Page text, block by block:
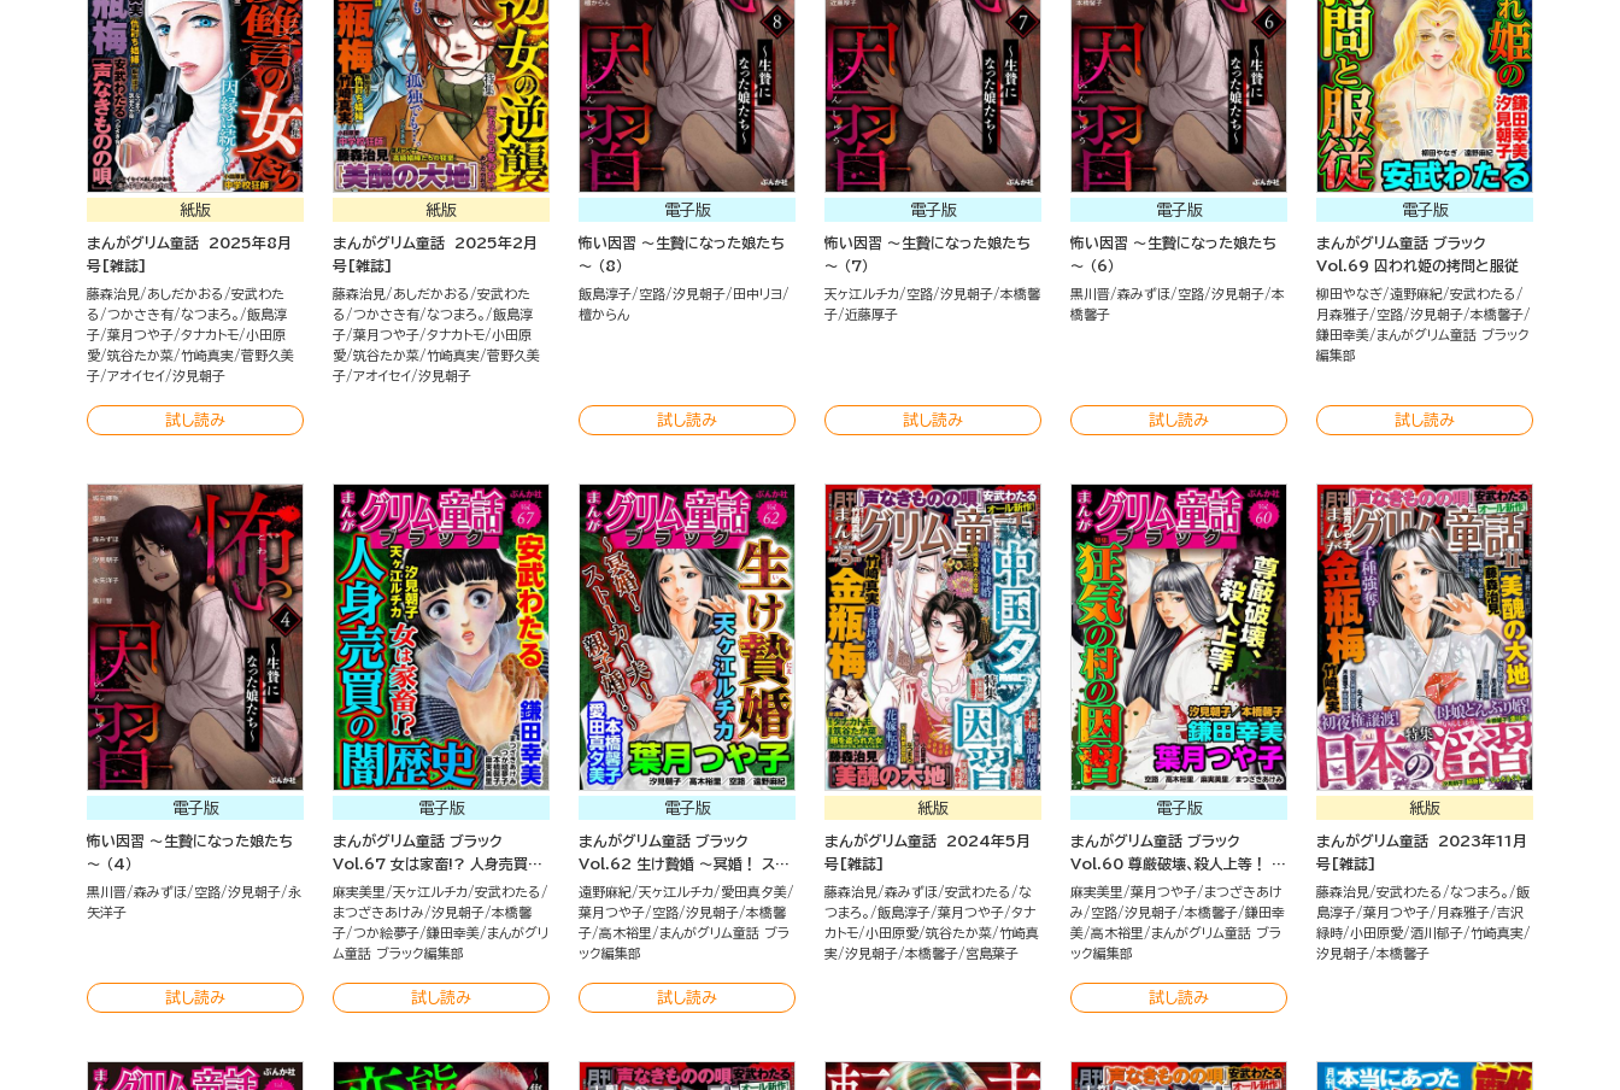
紙版
まんがグリム童話 2025年8月
号[雑誌]
藤森治見 あしだかおる
安武わた
る
つかさき有 なつまろ。
飯島淳
子 葉月つや子 タナカトモ 小田原
愛 筑谷たか菜 竹崎真実 菅野久美
子 アオイセイ 汐見朝子
試し読み
紙版
まんがグリム童話 2025年2月
号[雑誌]
藤森治見 あしだかおる
安武わた
る
つかさき有 なつまろ。
飯島淳
子 葉月つや子 タナカトモ 小田原
愛 筑谷たか菜 竹崎真実 菅野久美
子 アオイセイ 汐見朝子
電子版
怖い因習 ～生贄になった娘たち
～ （8）
飯島淳子 空路 汐見朝子
田中リヨ
檀からん
試し読み
電子版
怖い因習 ～生贄になった娘たち
～ （7）
天ヶ江ルチカ 空路 汐見朝子 本橋馨
子 近藤厚子
試し読み
電子版
怖い因習 ～生贄になった娘たち
～ （6）
黒川晋 森みずほ 空路 汐見朝子 本
橋馨子
試し読み
電子版
まんがグリム童話 ブラック
Vol.69 囚われ姫の拷問と服従
柳田やなぎ 遠野麻紀
安武わたる
月森雅子
空路 汐見朝子 本橋馨子
鎌田幸美
まんがグリム童話 ブラック
編集部
試し読み
電子版
怖い因習 ～生贄になった娘たち
～ （4）
黒川晋 森みずほ 空路 汐見朝子 永
矢洋子
試し読み
電子版
まんがグリム童話 ブラック
Vol.67 女は家畜!? 人身売買の
闇歴史
麻実美里 天ヶ江ルチカ
安武わたる
まつざきあけみ
汐見朝子 本橋馨
子 つか絵夢子 鎌田幸美
まんがグリ
ム童話 ブラック編集部
試し読み
電子版
まんがグリム童話 ブラック
Vol.62 生け贄婚 ～冥婚！ スト
ーカー夫！ 親子婚！～
遠野麻紀 天ヶ江ルチカ
愛田真夕美
葉月つや子
空路 汐見朝子 本橋馨
子 高木裕里
まんがグリム童話 ブラ
ック編集部
試し読み
紙版
まんがグリム童話 2024年5月
号[雑誌]
藤森治見 森みずほ 安武わたる
な
つまろ。
飯島淳子 葉月つや子 タナ
カトモ 小田原愛 筑谷たか菜 竹崎真
実 汐見朝子 本橋馨子 宮島葉子
電子版
まんがグリム童話 ブラック
Vol.60 尊厳破壊、殺人上等！ 狂
気の村の因習
麻実美里 葉月つや子
まつざきあけ
み
空路 汐見朝子 本橋馨子 鎌田幸
美 高木裕里
まんがグリム童話 ブラ
ック編集部
試し読み
紙版
まんがグリム童話 2023年11月
号[雑誌]
藤森治見 安武わたる なつまろ。
飯
島淳子 葉月つや子 月森雅子 吉沢
緑時 小田原愛 酒川郁子 竹崎真実
汐見朝子 本橋馨子